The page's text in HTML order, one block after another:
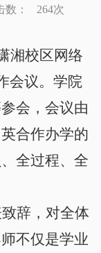
数： 264次
湘校区网络
会议。学院
会，会议由
合作办学的
全过程、全
辞，对全体
不仅是学业